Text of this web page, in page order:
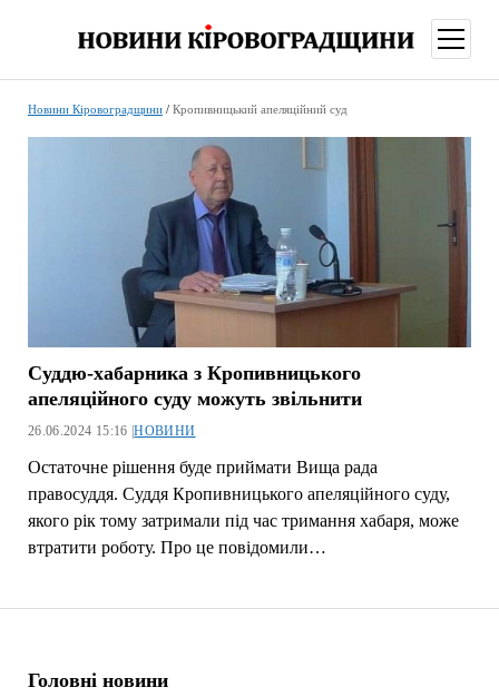
меню
Головні новини
Новини Кіровоградщини/ Кропивницький апеляційний суд
Суддю-хабарника з Кропивницького
апеляційного суду можуть звільнити
26.06.2024 15:16 |НОВИНИ
Остаточне рішення буде приймати Вища рада
правосуддя. Суддя Кропивницького апеляційного суду,
якого рік тому затримали під час тримання хабаря, може
втратити роботу. Про це повідомили…